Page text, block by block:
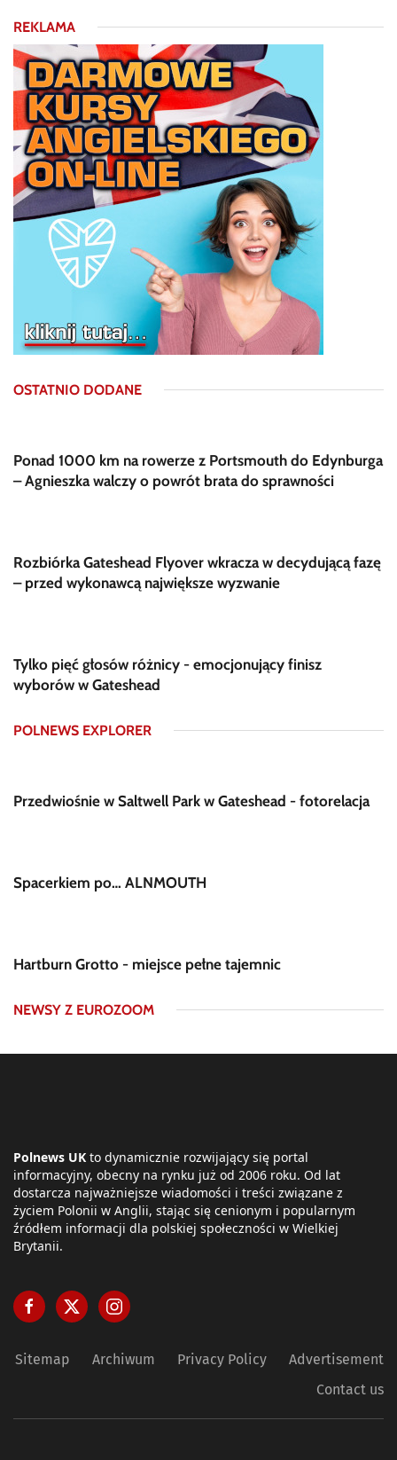
REKLAMA
OSTATNIO DODANE
Ponad 1000 km na rowerze z Portsmouth do Edynburga
– Agnieszka walczy o powrót brata do sprawności
Rozbiórka Gateshead Flyover wkracza w decydującą fazę
– przed wykonawcą największe wyzwanie
Tylko pięć głosów różnicy - emocjonujący finisz
wyborów w Gateshead
POLNEWS EXPLORER
Przedwiośnie w Saltwell Park w Gateshead - fotorelacja
Spacerkiem po… ALNMOUTH
Hartburn Grotto - miejsce pełne tajemnic
NEWSY Z EUROZOOM
Polnews UK to dynamicznie rozwijający się portal
informacyjny, obecny na rynku już od 2006 roku. Od lat
dostarcza najważniejsze wiadomości i treści związane z
życiem Polonii w Anglii, stając się cenionym i popularnym
źródłem informacji dla polskiej społeczności w Wielkiej
Brytanii.
Sitemap Archiwum Privacy Policy
Advertisement
Contact us